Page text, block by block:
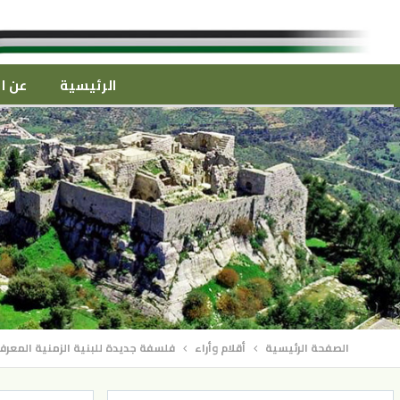
الرئيسية عن
الصفحة الرئيسية أقلام وأراء فلسفة جديدة للبنية الزمنية